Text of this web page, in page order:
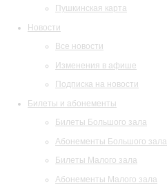
Пушкинская карта
Новости
Все новости
Изменения в афише
Подписка на новости
Билеты и абонементы
Билеты Большого зала
Абонементы Большого зала
Билеты Малого зала
Абонементы Малого зала